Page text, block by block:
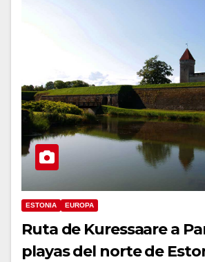
ESTONIA EUROPA
Ruta de Kuressaare a
playas del norte de